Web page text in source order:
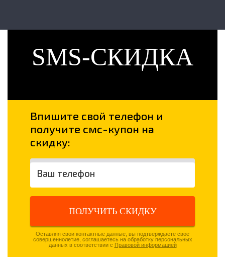
SMS-СКИДКА
Впишите свой телефон и
получите смс-купон на
скидку:
ПОЛУЧИТЬ СКИДКУ
Оставляя свои контактные данные, вы подтверждаете свое
совершеннолетие, соглашаетесь на обработку персональных
данных в соответствии с Правовой информацией